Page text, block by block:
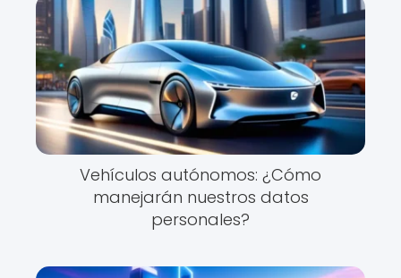
Vehículos autónomos: ¿Cómo
manejarán nuestros datos
personales?